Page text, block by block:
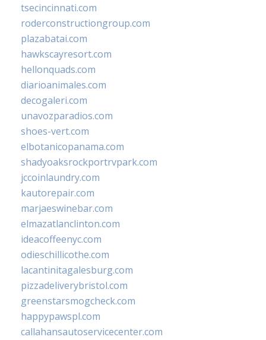
tsecincinnati.com
roderconstructiongroup.com
plazabatai.com
hawkscayresort.com
hellonquads.com
diarioanimales.com
decogaleri.com
unavozparadios.com
shoes-vert.com
elbotanicopanama.com
shadyoaksrockportrvpark.com
jccoinlaundry.com
kautorepair.com
marjaeswinebar.com
elmazatlanclinton.com
ideacoffeenyc.com
odieschillicothe.com
lacantinitagalesburg.com
pizzadeliverybristol.com
greenstarsmogcheck.com
happypawspl.com
callahansautoservicecenter.com